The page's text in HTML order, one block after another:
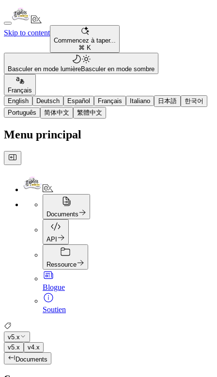
Skip to content
Commencez à taper...
⌘ K
Basculer en mode lumièreBasculer en mode sombre
Français
English
Deutsch Español Français Italiano 日本語
한국어
Português
简体中文 繁體中文
Menu principal
Documents
API
Ressource
Blogue
Soutien
v5.x
v5.x
v4.x
Documents